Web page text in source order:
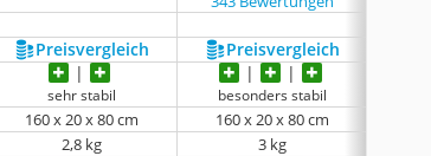
Preis­vergleich Preis­vergleich
sehr stabil besonders stabil
160 x 20 x 80 cm 160 x 20 x 80 cm
2,8 kg
3 kg